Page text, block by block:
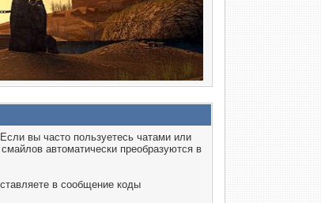
вы часто пользуетесь чатами или
автоматически преобразуются в
в сообщение коды